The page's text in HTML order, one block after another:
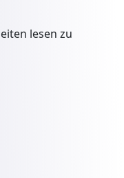
lesen zu